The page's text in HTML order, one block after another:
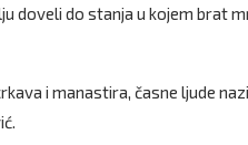
doveli do stanja u kojem brat
i manastira, časne ljude